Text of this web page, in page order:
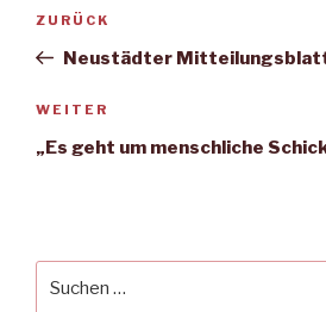
Beitragsnavigation
Vorheriger
Beitrag
ZURÜCK
Neustädter
Nächster
Beitrag
WEITER
„Es geht um menschliche